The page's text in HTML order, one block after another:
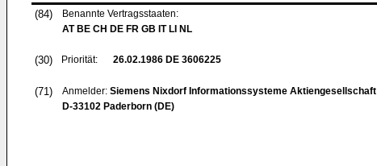
(84)
Benannte Vertragsstaaten:
AT BE CH DE FR GB IT LI NL
(30) Priorität: 26.02.1986 DE 3606225
(71) Anmelder: Siemens Nixdorf Informationssysteme Aktiengesellschaft
D-33102 Paderborn (DE)